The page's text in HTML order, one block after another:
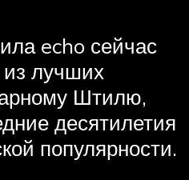
echo сейчас
из лучших
Штилю,
десятилетия
популярности.